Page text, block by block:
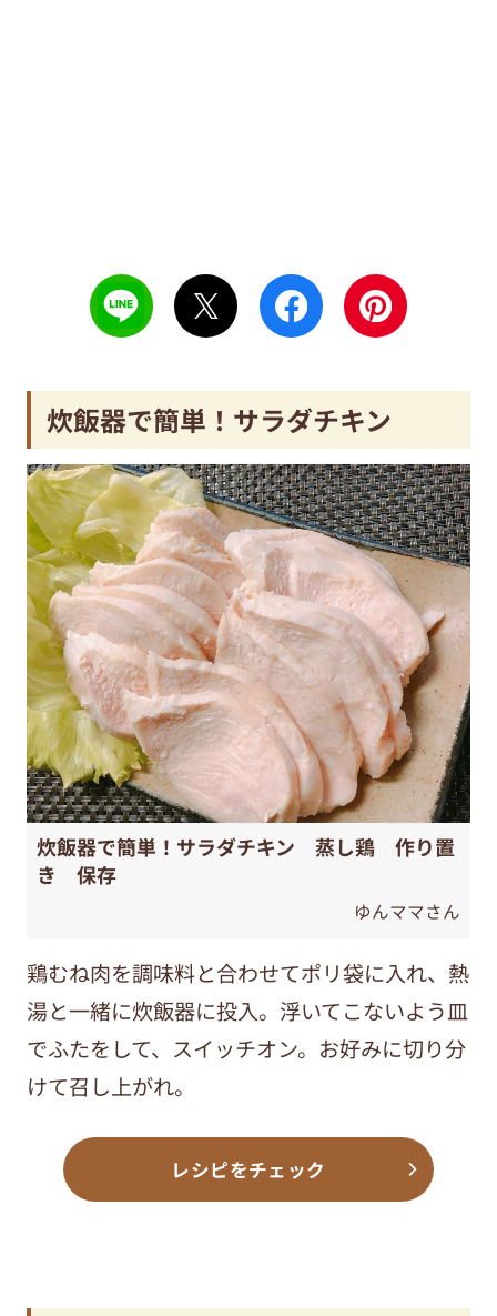
炊飯器で簡単！サラダチキン
炊飯器で簡単！サラダチキン 蒸し鶏 作り置
き 保存
ゆんママさん
鶏むね肉を調味料と合わせてポリ袋に入れ、熱
湯と一緒に炊飯器に投入。浮いてこないよう皿
でふたをして、スイッチオン。お好みに切り分
けて召し上がれ。
レシピをチェック